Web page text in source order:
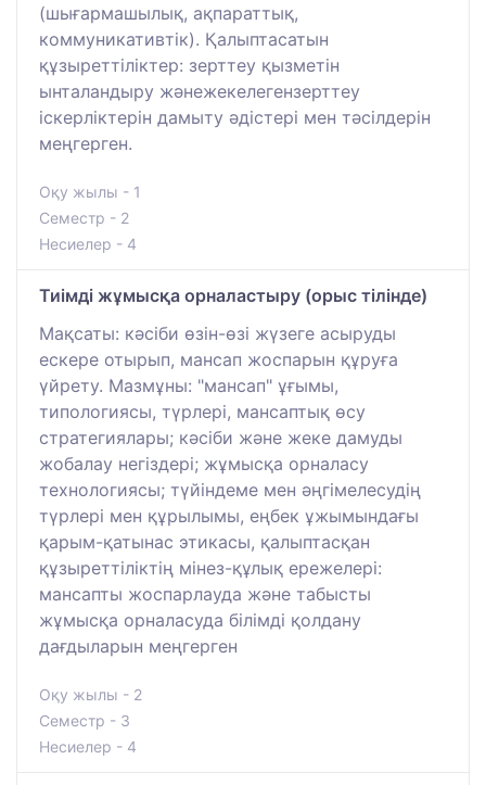
(шығармашылық, ақпараттық,
коммуникативтік). Қалыптасатын
құзыреттіліктер: зерттеу қызметін
ынталандыру жәнежекелегензерттеу
іскерліктерін дамыту әдістері мен тәсілдерін
меңгерген.
Оқу жылы - 1
Семестр - 2
Несиелер - 4
Тиімді жұмысқа орналастыру (орыс тілінде)
Мақсаты: кәсіби өзін-өзі жүзеге асыруды
ескере отырып, мансап жоспарын құруға
үйрету. Мазмұны: "мансап" ұғымы,
типологиясы, түрлері, мансаптық өсу
стратегиялары; кәсіби және жеке дамуды
жобалау негіздері; жұмысқа орналасу
технологиясы; түйіндеме мен әңгімелесудің
түрлері мен құрылымы, еңбек ұжымындағы
қарым-қатынас этикасы, қалыптасқан
құзыреттіліктің мінез-құлық ережелері:
мансапты жоспарлауда және табысты
жұмысқа орналасуда білімді қолдану
дағдыларын меңгерген
Оқу жылы - 2
Семестр - 3
Несиелер - 4